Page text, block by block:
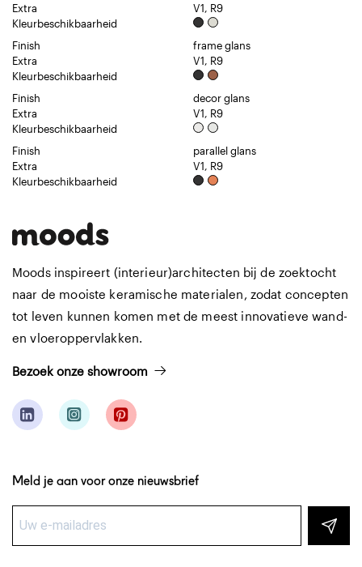
Extra
V1, R9
Kleurbeschikbaarheid
Finish
frame glans
Extra
V1, R9
Kleurbeschikbaarheid
Finish
decor glans
Extra
V1, R9
Kleurbeschikbaarheid
Finish
parallel glans
Extra
V1, R9
Kleurbeschikbaarheid
Moods inspireert (interieur)architecten bij de zoektocht
naar de mooiste keramische materialen, zodat concepten
tot leven kunnen komen met de meest innovatieve wand-
en vloeroppervlakken.
Bezoek onze showroom
Meld je aan voor onze nieuwsbrief